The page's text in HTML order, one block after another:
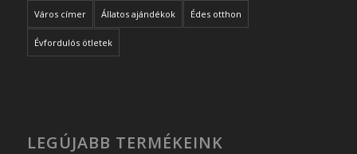
Város címer Állatos ajándékok Édes otthon
Évfordulós ötletek
LEGÚJABB TERMÉKEINK